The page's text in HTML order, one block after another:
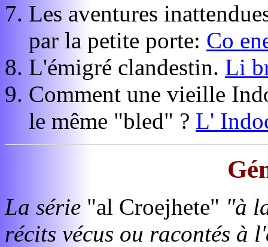
Les aventures
par la petite porte: Co
L'émigré clandestin. Li
Comment une vieille
le même "bled" ? L'
La série "al Croejhete" "à
récits vécus ou racontés à